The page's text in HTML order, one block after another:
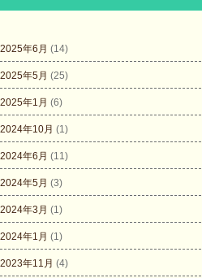
2025年6月 (14)
2025年5月 (25)
2025年1月 (6)
2024年10月 (1)
2024年6月 (11)
2024年5月 (3)
2024年3月 (1)
2024年1月 (1)
2023年11月 (4)